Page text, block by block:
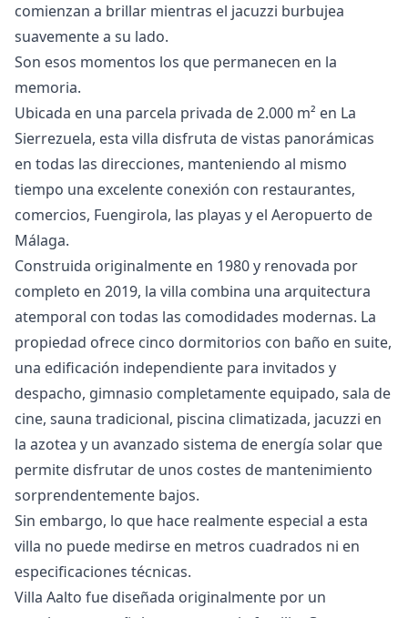
comienzan a brillar mientras el jacuzzi burbujea
suavemente a su lado.
Son esos momentos los que permanecen en la
memoria.
Ubicada en una parcela privada de 2.000 m² en La
Sierrezuela, esta villa disfruta de vistas panorámicas
en todas las direcciones, manteniendo al mismo
tiempo una excelente conexión con restaurantes,
comercios, Fuengirola, las playas y el Aeropuerto de
Málaga.
Construida originalmente en 1980 y renovada por
completo en 2019, la villa combina una arquitectura
atemporal con todas las comodidades modernas. La
propiedad ofrece cinco dormitorios con baño en suite,
una edificación independiente para invitados y
despacho, gimnasio completamente equipado, sala de
cine, sauna tradicional, piscina climatizada, jacuzzi en
la azotea y un avanzado sistema de energía solar que
permite disfrutar de unos costes de mantenimiento
sorprendentemente bajos.
Sin embargo, lo que hace realmente especial a esta
villa no puede medirse en metros cuadrados ni en
especificaciones técnicas.
Villa Aalto fue diseñada originalmente por un